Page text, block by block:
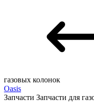
газовых колонок
Oasis
Запчасти Запчасти для